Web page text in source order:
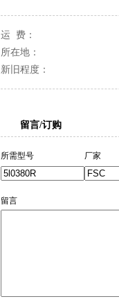
运 费：
所在地：
新旧程度：
留言/订购
所需型号 厂家
留言